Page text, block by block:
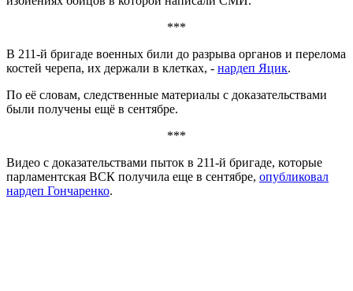
***
В 211-й бригаде военных били до разрыва органов и перелома
костей черепа, их держали в клетках, - нардеп Яцик.
По её словам, следственные материалы с доказательствами
были получены ещё в сентябре.
***
Видео с доказательствами пыток в 211-й бригаде, которые
парламентская ВСК получила еще в сентябре‎, опубликовал
нардеп Гончаренко.